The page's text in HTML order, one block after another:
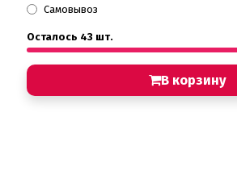
Самовывоз
Осталось 43 шт.
В корзину